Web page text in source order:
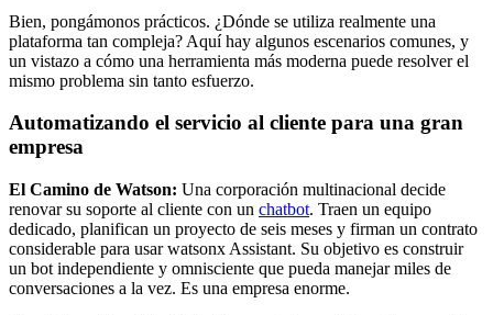
Bien, pongámonos prácticos. ¿Dónde se utiliza realmente una
plataforma tan compleja? Aquí hay algunos escenarios comunes, y
un vistazo a cómo una herramienta más moderna puede resolver el
mismo problema sin tanto esfuerzo.
Automatizando el servicio al cliente para una gran
empresa
El Camino de Watson: Una corporación multinacional decide
renovar su soporte al cliente con un chatbot. Traen un equipo
dedicado, planifican un proyecto de seis meses y firman un contrato
considerable para usar watsonx Assistant. Su objetivo es construir
un bot independiente y omnisciente que pueda manejar miles de
conversaciones a la vez. Es una empresa enorme.